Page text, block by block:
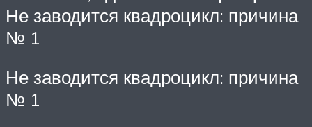
Не заводится квадроцикл: причина
№ 1
Не заводится квадроцикл: причина
№ 1